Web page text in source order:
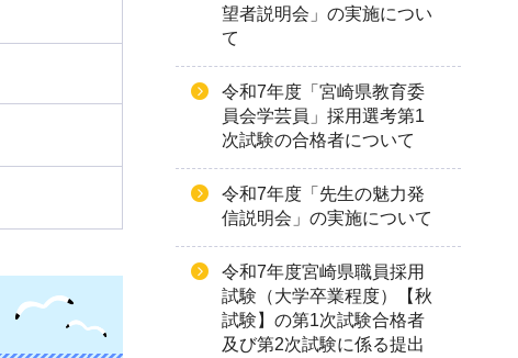
望者説明会」の実施につい
て
令和7年度「宮崎県教育委
員会学芸員」採用選考第1
次試験の合格者について
令和7年度「先生の魅力発
信説明会」の実施について
令和7年度宮崎県職員採用
試験（大学卒業程度）【秋
試験】の第1次試験合格者
及び第2次試験に係る提出